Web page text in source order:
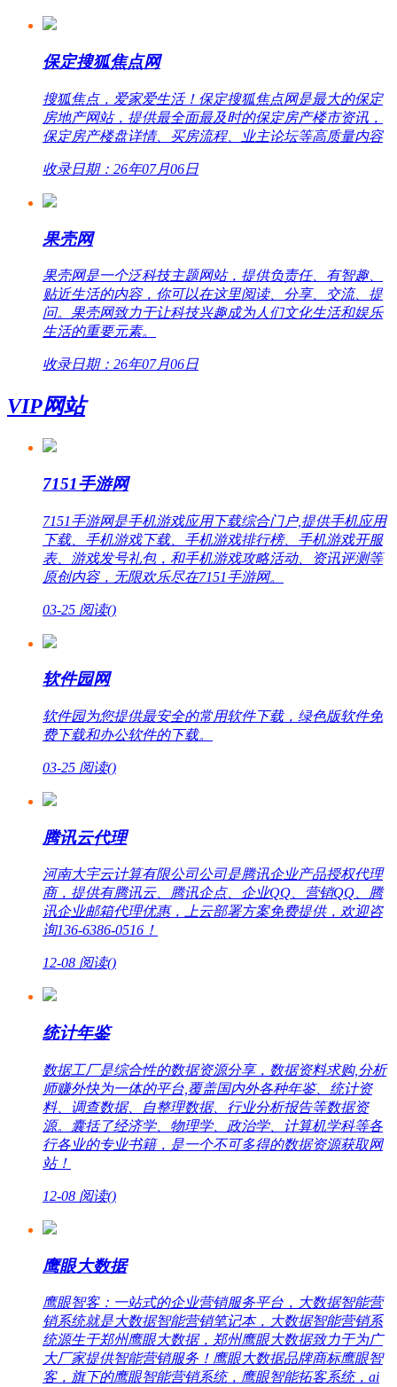
保定搜狐焦点网
搜狐焦点，爱家爱生活！保定搜狐焦点网是最大的保定
房地产网站，提供最全面最及时的保定房产楼市资讯，
保定房产楼盘详情、买房流程、业主论坛等高质量内容
收录日期：26年07月06日
果壳网
果壳网是一个泛科技主题网站，提供负责任、有智趣、
贴近生活的内容，你可以在这里阅读、分享、交流、提
问。果壳网致力于让科技兴趣成为人们文化生活和娱乐
生活的重要元素。
收录日期：26年07月06日
VIP网站
7151手游网
7151手游网是手机游戏应用下载综合门户,提供手机应用
下载、手机游戏下载、手机游戏排行榜、手机游戏开服
表、游戏发号礼包，和手机游戏攻略活动、资讯评测等
原创内容，无限欢乐尽在7151手游网。
03-25 阅读()
软件园网
软件园为您提供最安全的常用软件下载，绿色版软件免
费下载和办公软件的下载。
03-25 阅读()
腾讯云代理
河南大宇云计算有限公司公司是腾讯企业产品授权代理
商，提供有腾讯云、腾讯企点、企业QQ、营销QQ、腾
讯企业邮箱代理优惠，上云部署方案免费提供，欢迎咨
询136-6386-0516！
12-08 阅读()
统计年鉴
数据工厂是综合性的数据资源分享，数据资料求购,分析
师赚外快为一体的平台,覆盖国内外各种年鉴、统计资
料、调查数据、自整理数据、行业分析报告等数据资
源。囊括了经济学、物理学、政治学、计算机学科等各
行各业的专业书籍，是一个不可多得的数据资源获取网
站！
12-08 阅读()
鹰眼大数据
鹰眼智客：一站式的企业营销服务平台，大数据智能营
销系统就是大数据智能营销笔记本，大数据智能营销系
统源生于郑州鹰眼大数据，郑州鹰眼大数据致力于为广
大厂家提供智能营销服务！鹰眼大数据品牌商标鹰眼智
客，旗下的鹰眼智能营销系统，鹰眼智能拓客系统，ai